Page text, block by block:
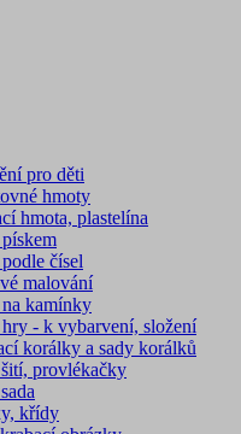
pro děti
hmoty
hmota, plastelína
čísel
malování
kamínky
- k vybarvení, složení
korálky a sady korálků
provlékačky
křídy